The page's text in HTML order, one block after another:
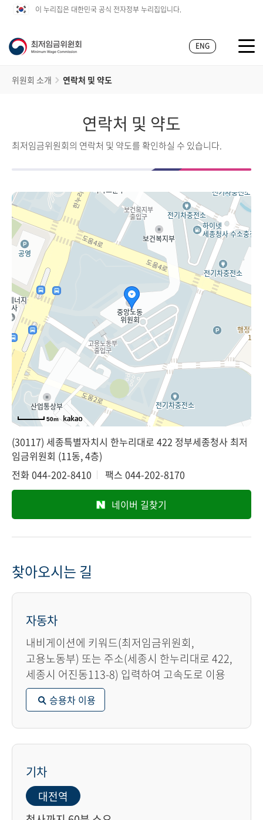
이 누리집은 대한민국 공식 전자정부 누리집입니다.
ENG
위원회 소개 연락처 및 약도
연락처 및 약도
최저임금위원회의 연락처 및 약도를 확인하실 수 있습니다.
50m
(30117) 세종특별자치시 한누리대로 422 정부세종청사 최저
임금위원회 (11동, 4층)
전화044-202-8410 팩스 044-202-8170
네이버 길찾기
찾아오시는 길
자동차
내비게이션에 키워드(최저임금위원회,
고용노동부) 또는 주소(세종시 한누리대로 422,
세종시 어진동113-8) 입력하여 고속도로 이용
승용차 이용
기차
대전역